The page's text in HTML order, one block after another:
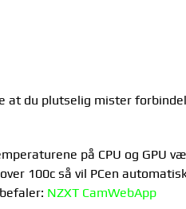
at du plutselig mister
på CPU og GPU
100c så vil PCen
NZXT CamWebApp